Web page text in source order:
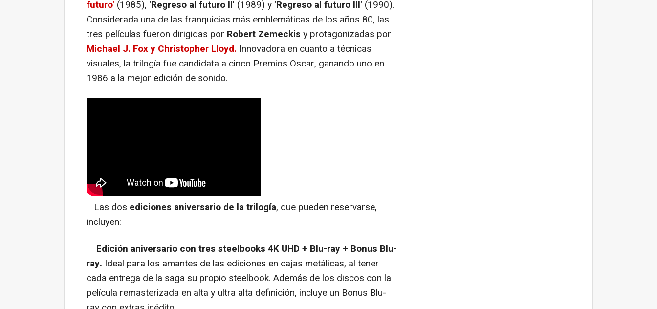
futuro' (1985), 'Regreso al futuro II' (1989) y 'Regreso al futuro III' (1990).
Considerada una de las franquicias más emblemáticas de los años 80, las
tres películas fueron dirigidas por Robert Zemeckis y protagonizadas por
Michael J. Fox y Christopher Lloyd. Innovadora en cuanto a técnicas
visuales, la trilogía fue candidata a cinco Premios Oscar, ganando uno en
1986 a la mejor edición de sonido.
Las dos ediciones aniversario de la trilogía, que pueden reservarse,
incluyen:
Edición aniversario con tres steelbooks 4K UHD + Blu-ray + Bonus Blu-
ray. Ideal para los amantes de las ediciones en cajas metálicas, al tener
cada entrega de la saga su propio steelbook. Además de los discos con la
película remasterizada en alta y ultra alta definición, incluye un Bonus Blu-